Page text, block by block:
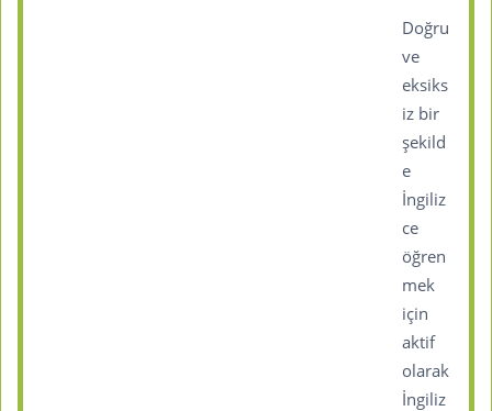
Doğru
ve
eksiks
iz bir
şekild
e
İngiliz
ce
öğren
mek
için
aktif
olarak
İngiliz